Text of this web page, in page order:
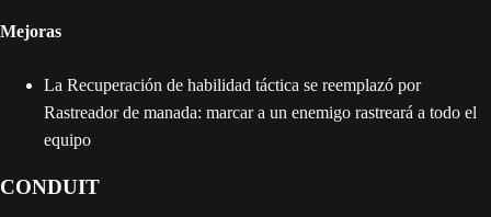
Mejoras
La Recuperación de habilidad táctica se reemplazó por
Rastreador de manada: marcar a un enemigo rastreará a todo el
equipo
CONDUIT